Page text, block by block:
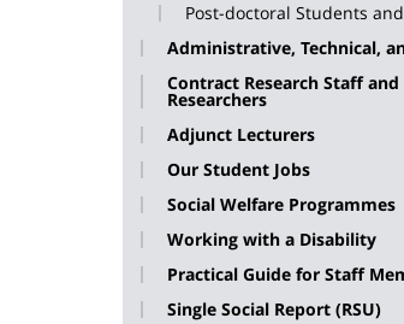
Post-doctoral Students
Administrative, Technical,
Contract Research Staff
Researchers
Adjunct Lecturers
Our Student Jobs
Social Welfare Programmes
Working with a Disability
Practical Guide for Staff
Single Social Report (RSU)